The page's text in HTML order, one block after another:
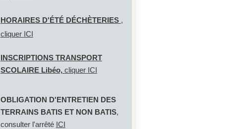
HORAIRES D'ÉTÉ DÉCHÈTERIES,
cliquer ICI
INSCRIPTIONS TRANSPORT
SCOLAIRE Libéo,cliquer ICI
OBLIGATION D'ENTRETIEN DES
TERRAINS BATIS ET NON BATIS,
consulter l'arrêté ICI